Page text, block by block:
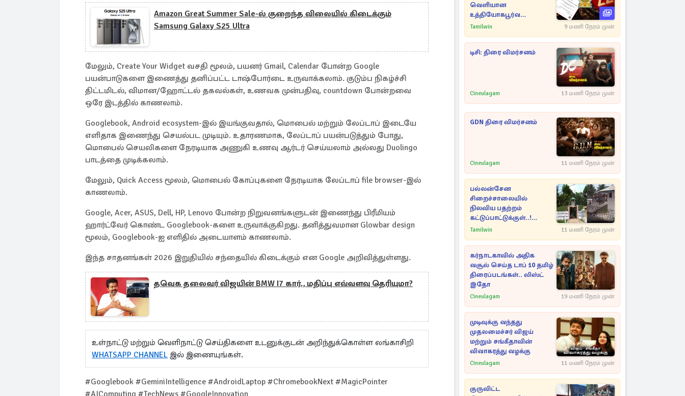
Amazon Great Summer Sale-ல் குறைந்த விலையில் கிடைக்கும்
Samsung Galaxy S25 Ultra
மேலும், Create Your Widget வசதி மூலம், பயனர் Gmail, Calendar போன்ற Google
பயன்பாடுகளை இணைத்து தனிப்பட்ட டாஷ்போர்டை உருவாக்கலாம். குடும்ப நிகழ்ச்சி
திட்டமிடல், விமான/ஹோட்டல் தகவல்கள், உணவக முன்பதிவு, countdown போன்றவை
ஒரே இடத்தில் காணலாம்.
Googlebook, Android ecosystem-இல் இயங்குவதால், மொபைல் மற்றும் லேப்டாப் இடையே
எளிதாக இணைந்து செயல்பட முடியும். உதாரணமாக, லேப்டாப் பயன்படுத்தும் போது,
மொபைல் செயலிகளை நேரடியாக அணுகி உணவு ஆர்டர் செய்யலாம் அல்லது Duolingo
பாடத்தை முடிக்கலாம்.
மேலும், Quick Access மூலம், மொபைல் கோப்புகளை நேரடியாக லேப்டாப் file browser-இல்
காணலாம்.
Google, Acer, ASUS, Dell, HP, Lenovo போன்ற நிறுவனங்களுடன் இணைந்து பிரீமியம்
ஹார்ட்வேர் கொண்ட Googlebook-களை உருவாக்குகிறது. தனித்துவமான Glowbar design
மூலம், Googlebook-ஐ எளிதில் அடையாளம் காணலாம்.
இந்த சாதனங்கள் 2026 இறுதியில் சந்தையில் கிடைக்கும் என Google அறிவித்துள்ளது.
தவெக தலைவர் விஜயின் BMW I7 கார்., மதிப்பு எவ்வளவு தெரியுமா?
உள்நாட்டு மற்றும் வெளிநாட்டு செய்திகளை உடனுக்குடன் அறிந்துக்கொள்ள லங்காசிறி
WHATSAPP CHANNEL இல் இணையுங்கள்.
#Googlebook #GeminiIntelligence #AndroidLaptop #ChromebookNext #MagicPointer
வெளியான
உத்தியோகபூர்வ
அறிவிப்பு!
Tamilwin 9 மணி நேரம் முன்
டிசி: திரை விமர்சனம்
Cineulagam 13 மணி நேரம் முன்
GDN திரை விமர்சனம்
Cineulagam 11 மணி நேரம் முன்
பல்லன்சேன
சிறைச்சாலையில்
நிலவிய பதற்றம்
கட்டுப்பாட்டுக்குள்..!
அதிரடியாக களமிறங்கிய
Tamilwin 11 மணி நேரம் முன்
கர்நாடகாவில் அதிக
வசூல் செய்த டாப் 10 தமிழ்
திரைப்படங்கள்.. லிஸ்ட்
இதோ
Cineulagam 19 மணி நேரம் முன்
முடிவுக்கு வந்தது
முதலமைச்சர் விஜய்
மற்றும் சங்கீதாவின்
விவாகரத்து வழக்கு
Cineulagam 11 மணி நேரம் முன்
குருவிட்ட